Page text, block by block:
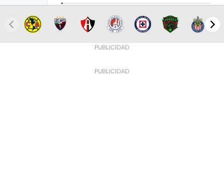
PUBLICIDAD
PUBLICIDAD